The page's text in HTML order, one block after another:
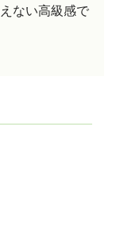
ない高級感で